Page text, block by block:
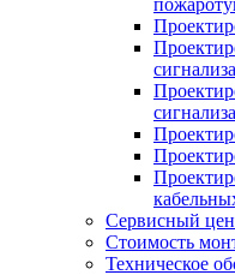
Сервисный
Стоимость
Техническое